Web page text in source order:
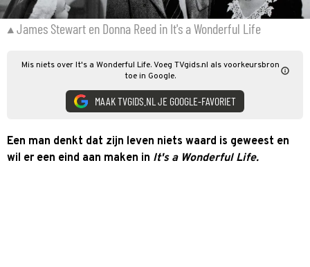
James Stewart en Donna Reed in It's a Wonderful Life
Mis niets over It's a Wonderful Life. Voeg TVgids.nl als voorkeursbron
toe in Google.
MAAK TVGIDS.NL JE GOOGLE-FAVORIET
Een man denkt dat zijn leven niets waard is geweest en
wil er een eind aan maken in It's a Wonderful Life.